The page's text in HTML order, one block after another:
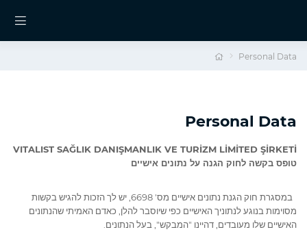
Personal Data
Personal Data
VITALIST SAĞLIK DANIŞMANLIK VE TURİZM LİMİTED ŞİRKETİ
טופס בקשה לחוק הגנה על נתונים אישיים
במסגרת חוק הגנת נתונים אישיים מס' 6698, יש לך הזכות להגיש בקשות
מסוימות בנוגע לנתוניך האישיים כפי שיוסבר להלן, כאדם האמיתי שהנתונים
האישיים שלו מעובדים, דהיינו "המבקש", בעל הנתונים.